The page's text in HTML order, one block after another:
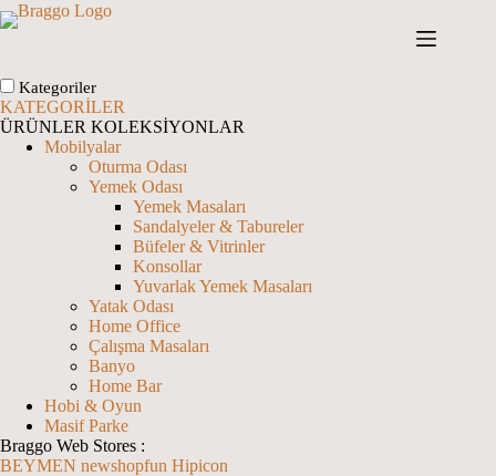
Skip
to
Kategoriler
KATEGORİLER
ÜRÜNLER KOLEKSİYONLAR
Mobilyalar
Oturma Odası
Yemek Odası
Yemek Masaları
Sandalyeler & Tabureler
Büfeler & Vitrinler
Konsollar
Yuvarlak Yemek Masaları
Yatak Odası
Home Office
Çalışma Masaları
Banyo
Home Bar
Hobi & Oyun
Masif Parke
Braggo Web Stores :
BEYMEN newshopfun Hipicon